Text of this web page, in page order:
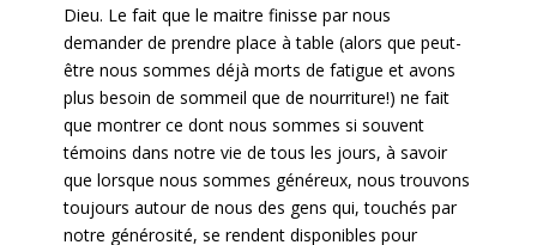
Dieu. Le fait que le maitre finisse par nous
demander de prendre place à table (alors que peut-
être nous sommes déjà morts de fatigue et avons
plus besoin de sommeil que de nourriture!) ne fait
que montrer ce dont nous sommes si souvent
témoins dans notre vie de tous les jours, à savoir
que lorsque nous sommes généreux, nous trouvons
toujours autour de nous des gens qui, touchés par
notre générosité, se rendent disponibles pour